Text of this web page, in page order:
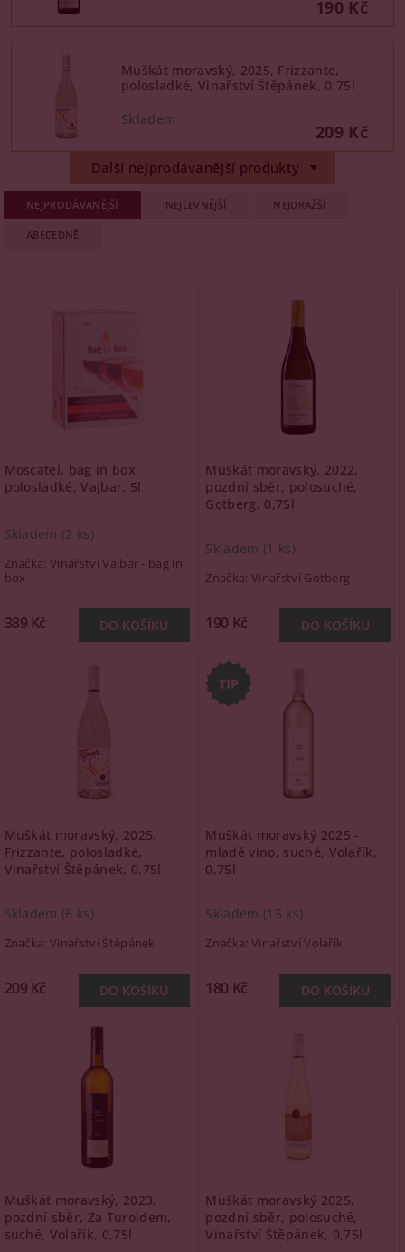
190 Kč
Muškát moravský, 2025, Frizzante,
polosladké, Vinařství Štěpánek, 0,75l
209 Kč
Další nejprodávanější produkty
NEJPRODÁVANĚJŠÍ NEJLEVNĚJŠÍ NEJDRAŽŠÍ
ABECEDNĚ
Moscatel, bag in box,
polosladké, Vajbar, 5l
Skladem (2 ks)
Značka:Vinařství Vajbar - bag in
box
389 Kč
Muškát moravský, 2022,
pozdní sběr, polosuché,
Gotberg, 0,75l
Skladem (1 ks)
Značka: Vinařství Gotberg
190 Kč
Muškát moravský, 2025,
Frizzante, polosladké,
Vinařství Štěpánek, 0,75l
Skladem (6 ks)
Značka:Vinařství Štěpánek
209 Kč
Muškát moravský 2025 -
mladé víno, suché, Volařík,
0,75l
Skladem (15 ks)
Značka: Vinařství Volařík
180 Kč
Muškát moravský, 2023,
pozdní sběr, Za Turoldem,
suché, Volařík, 0,75l
Muškát moravský 2025,
pozdní sběr, polosuché,
Vinařství Štěpánek, 0,75l